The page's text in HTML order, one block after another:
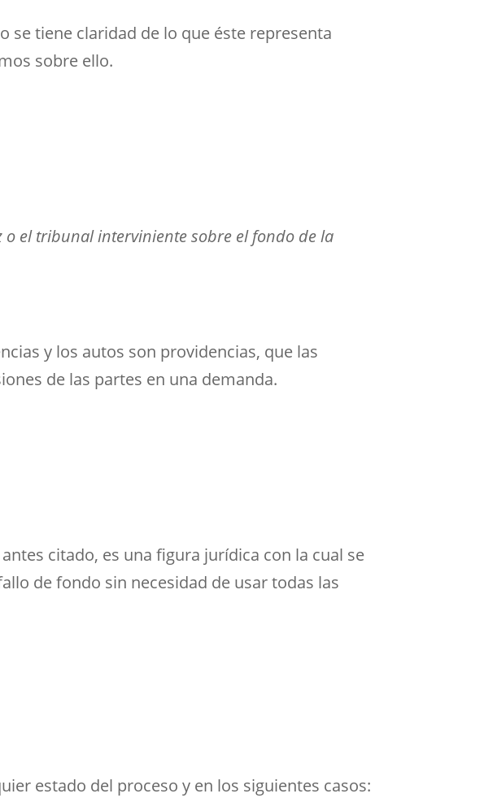
se tiene claridad de lo que éste representa
sobre ello.
el tribunal interviniente sobre el fondo de la
y los autos son providencias, que las
de las partes en una demanda.
citado, es una figura jurídica con la cual se
de fondo sin necesidad de usar todas las
estado del proceso y en los siguientes casos: